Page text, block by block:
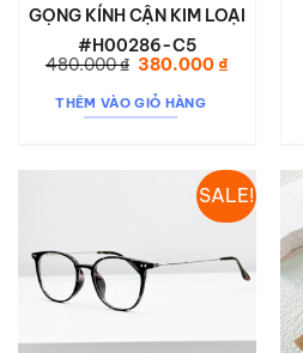
GỌNG KÍNH CẬN KIM LOẠI
#H00286-C5
480.000₫ Giá
là:
480.000 ₫.
380.000₫Giá
THÊM VÀO GIỎ HÀNG
SALE!